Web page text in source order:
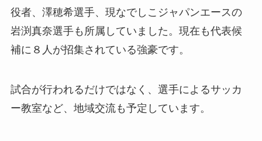
役者、澤穂希選手、現なでしこジャパンエースの
岩渕真奈選手も所属していました。現在も代表候
補に８人が招集されている強豪です。
試合が行われるだけではなく、選手によるサッカ
ー教室など、地域交流も予定しています。